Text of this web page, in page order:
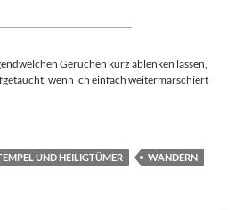
Gerüchen kurz ablenken lassen,
wenn ich einfach weitermarschiert
UND HEILIGTÜMER WANDERN